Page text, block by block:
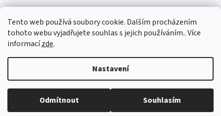
Tento web používá soubory cookie. Dalším procházením
tohoto webu vyjadřujete souhlas s jejich používáním.. Více
informacízde.
Nastavení
Odmítnout Souhlasím
Běžná otevírací doba: Pondělí: 8:30 - 16:00 Úterý: 9:00 -17:00 Středa: 8:30
p
Copyright 2026Investiční zlato Praha. Všechna práva vyhrazena.
Upravit nastavení cookies